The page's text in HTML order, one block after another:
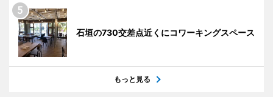
石垣の730交差点近くにコワーキングスペース
もっと見る